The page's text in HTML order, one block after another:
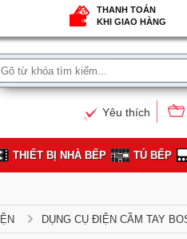
THANH TOÁN
KHI GIAO HÀNG
Yêu thích
THIẾT BỊ NHÀ BẾP TỦ BẾP
DỤNG CỤ ĐIỆN CẦM TAY